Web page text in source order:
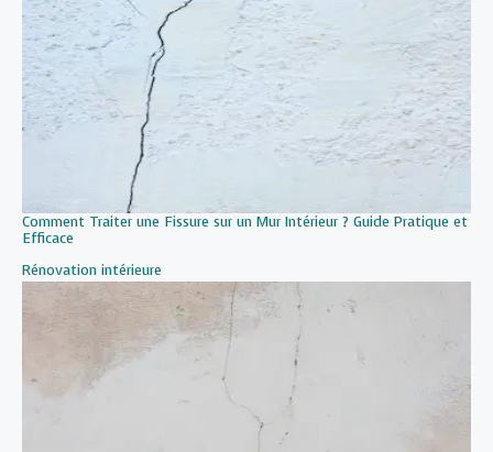
Comment Traiter une Fissure sur un Mur Intérieur ? Guide Pratique et
Efficace
Par rapport à
Rénovation intérieure